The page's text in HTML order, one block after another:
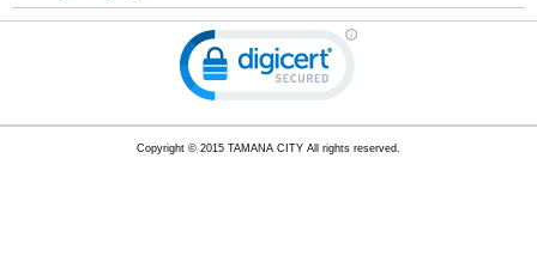
Copyright © 2015 TAMANA CITY All rights reserved.